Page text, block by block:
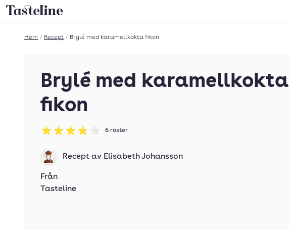
Till Tastelines startsida
Hem / Recept / Brylé med karamellkokta fikon
Brylé med karamellkokta
fikon
Betyg: 3.83 av 5
6 röster
Recept av Elisabeth Johansson
Från
Tasteline